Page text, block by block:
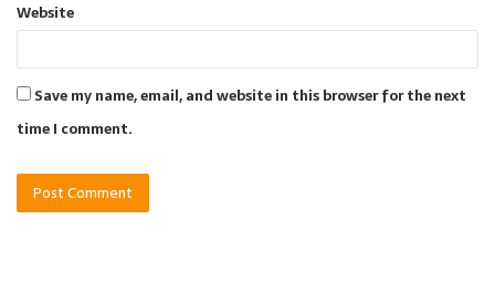
Website
Save my name, email, and website in this browser for the next
time I comment.